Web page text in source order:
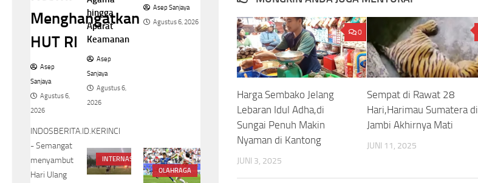
0
Harga Sembako Jelang
Lebaran Idul Adha,di
Sungai Penuh Makin
Nyaman di Kantong
JUNI 3, 2025
Sempat di Rawat 28
Hari,Harimau Sumatera di
Jambi Akhirnya Mati
JUNI 11, 2025
Menghangatkan
HUT RI
Asep
Sanjaya
Agustus 6,
2026
INDOSBERITA.ID.KERINCI
- Semangat
menyambut
Hari Ulang
hingga
Aparat
Keamanan
Asep
Sanjaya
Agustus 6,
2026
Asep Sanjaya
Agustus 6, 2026
INTERNASIONAL
OLAHRAGA